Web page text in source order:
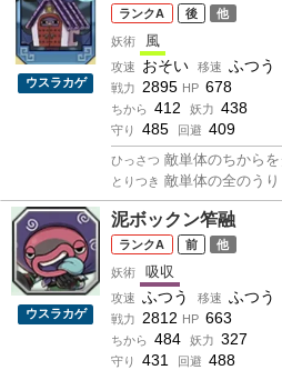
ウスラカゲ
A 後 他
妖術 風
攻速 おそい 移速 ふつう
戦力 2895 HP 678
ちから 412 妖力 438
守り 485 回避 409
ひっさつ 敵単体のちから
とりつき 敵単体の全のう
ウスラカゲ
泥ボックン笮融
A 前 他
妖術 吸収
攻速 ふつう 移速 ふつう
戦力 2812 HP 663
ちから 484 妖力 327
守り 431 回避 488